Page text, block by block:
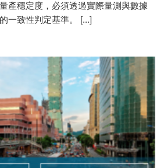
產穩定度，必須透過實際量測與數據
一致性判定基準。 [...]